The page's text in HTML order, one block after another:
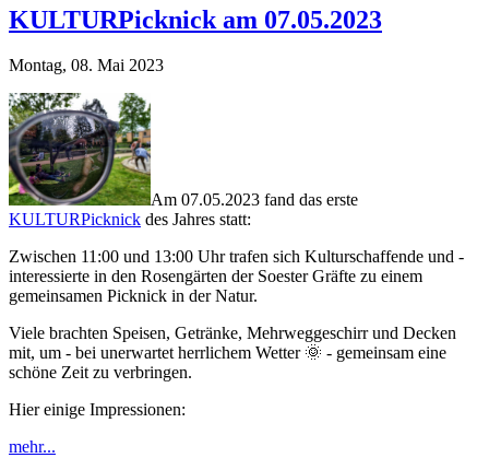
KULTURPicknick am 07.05.2023
Montag, 08. Mai 2023
Am 07.05.2023 fand das erste
KULTURPicknick des Jahres statt:
Zwischen 11:00 und 13:00 Uhr trafen sich Kulturschaffende und -
interessierte in den Rosengärten der Soester Gräfte zu einem
gemeinsamen Picknick in der Natur.
Viele brachten Speisen, Getränke, Mehrweggeschirr und Decken
mit, um - bei unerwartet herrlichem Wetter 🌞 - gemeinsam eine
schöne Zeit zu verbringen.
Hier einige Impressionen:
mehr...